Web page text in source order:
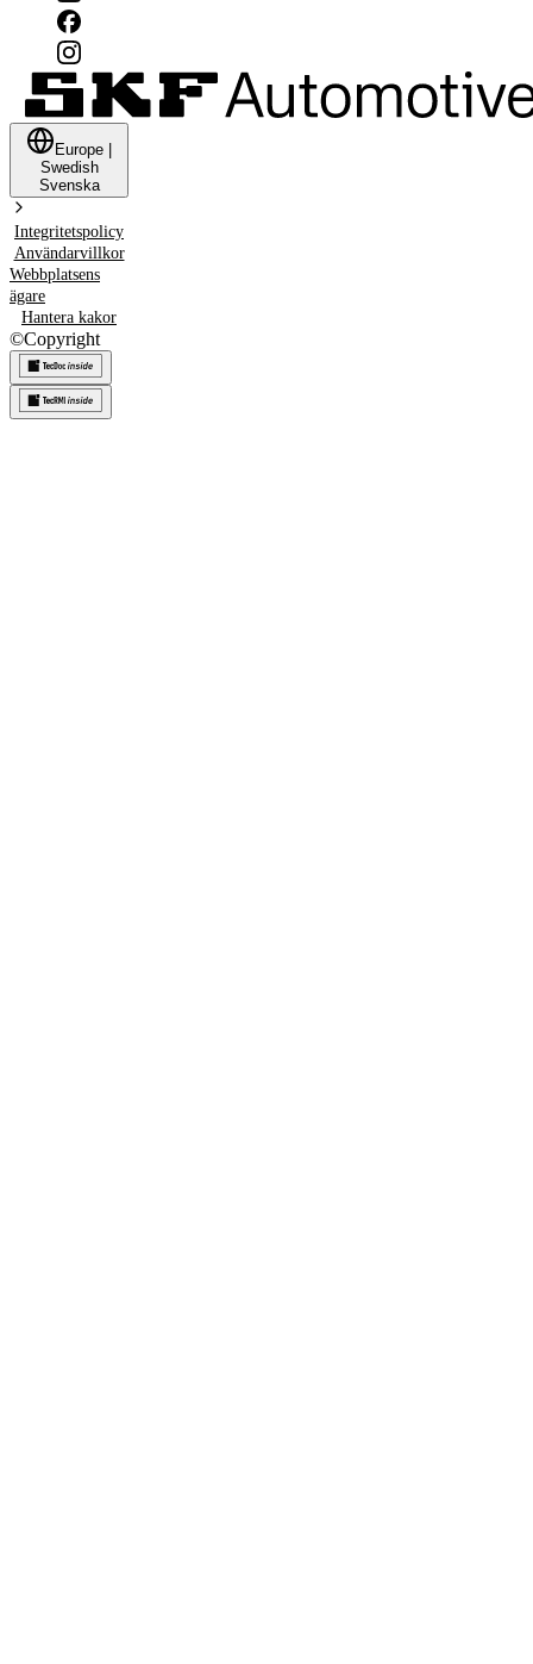
Europe
Swedish
Svenska
Integritetspolicy
Användarvillkor
Webbplatsens
ägare
Hantera kakor
©Copyright